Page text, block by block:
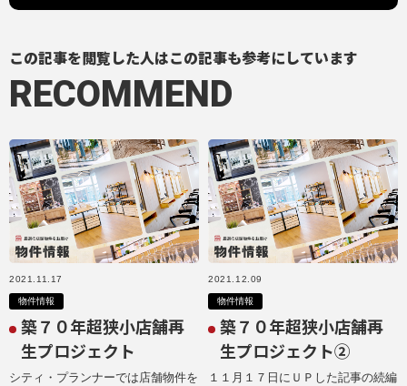
この記事を閲覧した人はこの記事も参考にしています
RECOMMEND
2021.11.17
物件情報
築７０年超狭小店舗再
生プロジェクト
シティ・プランナーでは店舗物件を
2021.12.09
物件情報
築７０年超狭小店舗再
生プロジェクト②
１１月１７日にＵＰした記事の続編